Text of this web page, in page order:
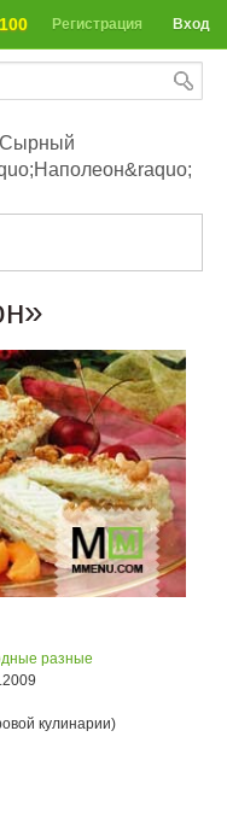
Вход
Регистрация
Сырный
разные
кулинарии)